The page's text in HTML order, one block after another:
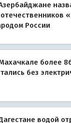
России
более
без
водой